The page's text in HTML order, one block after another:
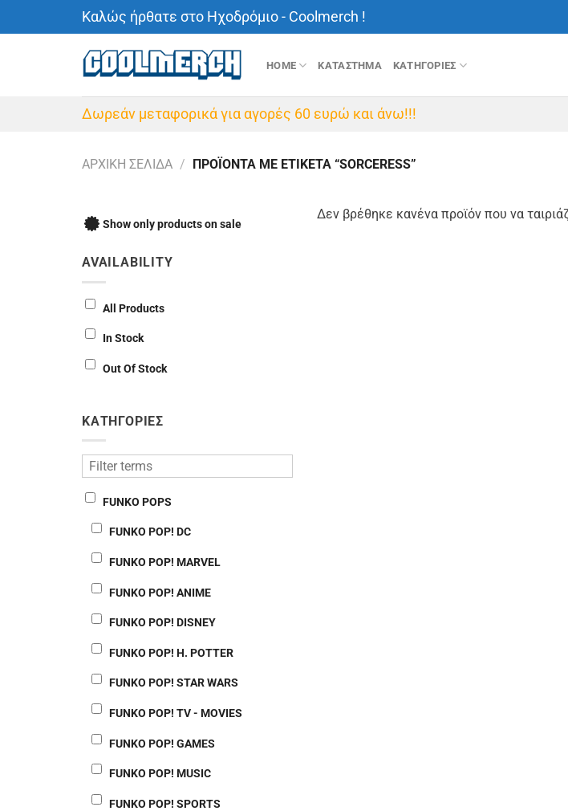
Καλώς ήρθατε στο Ηχοδρόμιο - Coolmerch !
HOME ΚΑΤΑΣΤΗΜΑ ΚΑΤΗΓΟΡΙΕΣ
Δωρεάν μεταφορικά για αγορές 60 ευρώ και άνω!!!
ΑΡΧΙΚΉ ΣΕΛΊΔΑ / ΠΡΟΪΌΝΤΑ ΜΕ ΕΤΙΚΈΤΑ “SORCERESS”
Show only products on sale
AVAILABILITY
All Products
In Stock
Out Of Stock
ΚΑΤΗΓΟΡΙΕΣ
FUNKO POPS
FUNKO POP! DC
FUNKO POP! MARVEL
FUNKO POP! ANIME
FUNKO POP! DISNEY
FUNKO POP! H. POTTER
FUNKO POP! STAR WARS
FUNKO POP! TV - MOVIES
FUNKO POP! GAMES
FUNKO POP! MUSIC
FUNKO POP! SPORTS
Δεν βρέθηκε κανένα προϊόν που να